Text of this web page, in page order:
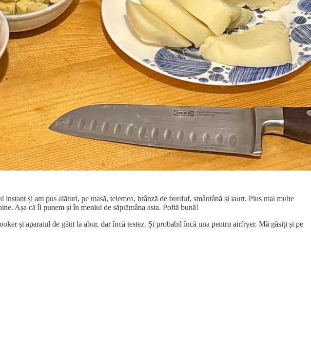
și am pus alături, pe masă, telemea, brânză de burduf, smântână și iaurt. Plus mai multe
Așa că îl punem și în meniul de săptămâna asta. Poftă bună!
și aparatul de gătit la abur, dar încă testez. Și probabil încă una pentru airfryer. Mă găsiți și pe